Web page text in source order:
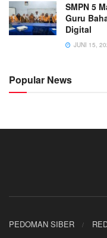
SMPN 5
Guru
Digital
JUNI 15,
Popular News
PEDOMAN SIBER